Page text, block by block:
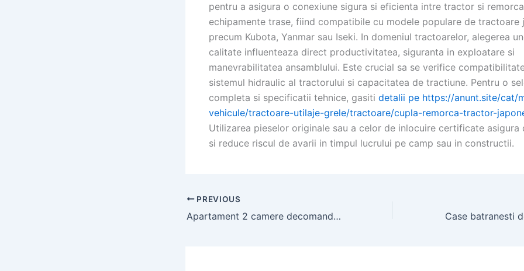
pentru a asigura o conexiune sigura si eficienta intre tractor si
echipamente trase, fiind compatibile cu modele populare de tractoare
precum Kubota, Yanmar sau Iseki. In domeniul tractoarelor, alegerea
calitate influenteaza direct productivitatea, siguranta in exploatare si
manevrabilitatea ansamblului. Este crucial sa se verifice
sistemul hidraulic al tractorului si capacitatea de tractiune. Pentru o
completa si specificatii tehnice, gasiti detalii pe https://anunt.site/cat/
vehicule/tractoare-utilaje-grele/tractoare/cupla-remorca-tractor-
Utilizarea pieselor originale sau a celor de inlocuire certificate asigura
si reduce riscul de avarii in timpul lucrului pe camp sau in constructii.
PREVIOUS
Apartament 2 camere decomandat – oferte disponibile